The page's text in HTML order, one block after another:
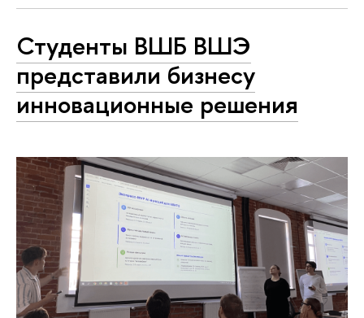
Студенты ВШБ ВШЭ
представили бизнесу
инновационные решения